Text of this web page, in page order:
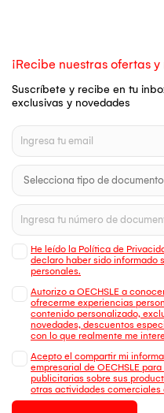
¡Recibe nuestras ofertas
Suscríbete y recibe en tu
exclusivas y novedades
He leído la Política de
declaro haber sido informado
personales.
Autorizo a OECHSLE a
ofrecerme experiencias
contenido personalizado,
novedades, descuentos
con lo que realmente me
Acepto el compartir mi
empresarial de OECHSLE
publicitarias sobre sus
otras actividades comerciales